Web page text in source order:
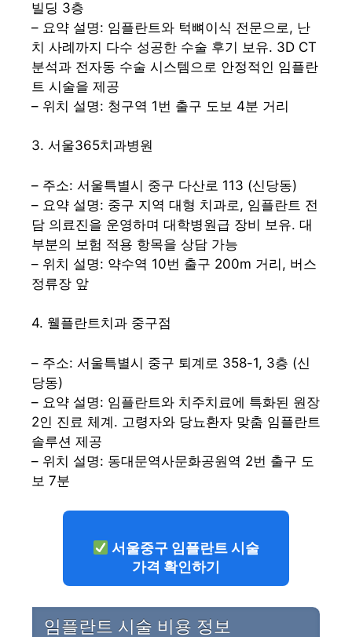
빌딩 3층
– 요약 설명: 임플란트와 턱뼈이식 전문으로, 난
치 사례까지 다수 성공한 수술 후기 보유. 3D CT
분석과 전자동 수술 시스템으로 안정적인 임플란
트 시술을 제공
– 위치 설명: 청구역 1번 출구 도보 4분 거리
3. 서울365치과병원
– 주소: 서울특별시 중구 다산로 113 (신당동)
– 요약 설명: 중구 지역 대형 치과로, 임플란트 전
담 의료진을 운영하며 대학병원급 장비 보유. 대
부분의 보험 적용 항목을 상담 가능
– 위치 설명: 약수역 10번 출구 200m 거리, 버스
정류장 앞
4. 웰플란트치과 중구점
– 주소: 서울특별시 중구 퇴계로 358-1, 3층 (신
당동)
– 요약 설명: 임플란트와 치주치료에 특화된 원장
2인 진료 체계. 고령자와 당뇨환자 맞춤 임플란트
솔루션 제공
– 위치 설명: 동대문역사문화공원역 2번 출구 도
보 7분
서울중구 임플란트 시술
가격 확인하기
임플란트 시술 비용 정보